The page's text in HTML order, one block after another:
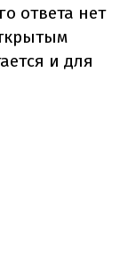
ответа нет
и для